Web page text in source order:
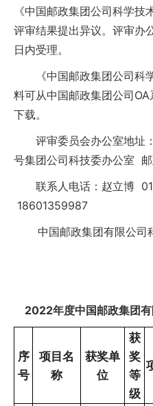
《中国邮政集团公司科学
评审结果提出异议。评审办
日内受理。
《中国邮政集团公司科
料可从中国邮政集团公司OA
下载。
评审委员会办公室地址
号集团公司科技委办公室
联系人电话：赵立博
18601359987
中国邮政集团有限公司
2022年度中国邮政集团
序
号
项目名
称
获奖单
位
获
奖
等
级